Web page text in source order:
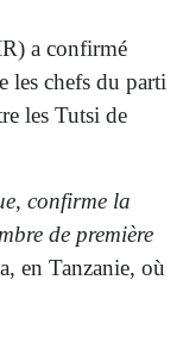
a confirmé
les chefs du parti
les Tutsi de
confirme la
de première
en Tanzanie, où